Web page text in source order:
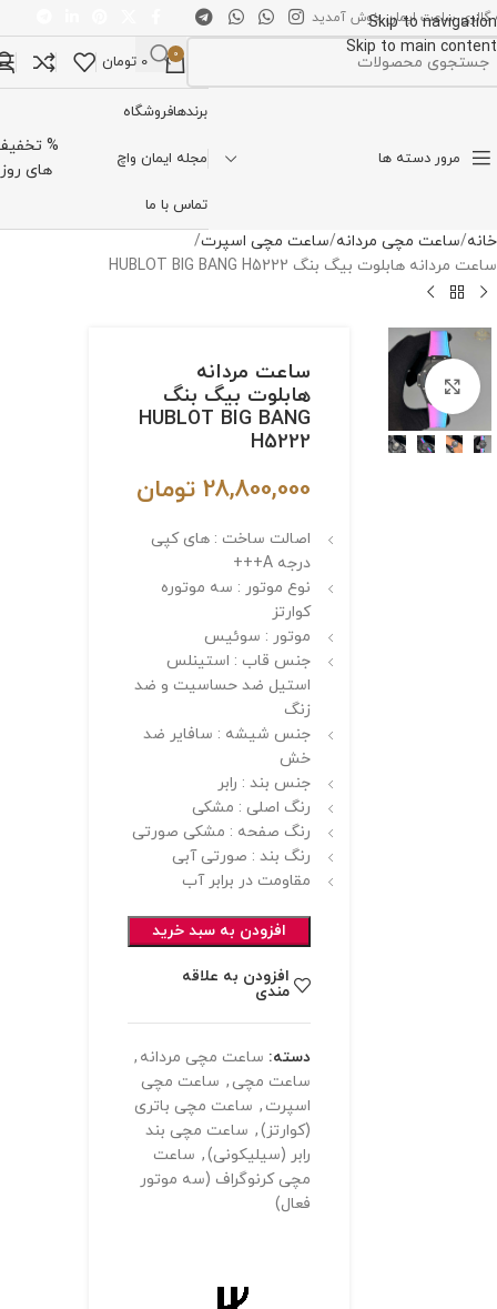
Skip to navigation
Skip to main content
گالری ساعت ایمان خوش آمدید
0
0 تومان
مرور دسته ها
برندهافروشگاه
مجله ایمان واچ
تماس با ما
%
های روز
خانه ساعت مچی مردانه ساعت مچی اسپرت
ساعت مردانه هابلوت بیگ بنگ HUBLOT BIG BANG H5222
برای بزرگنمایی کلیک کنیدساعت مردانه
هابلوت بیگ بنگ
HUBLOT BIG BANG
H5222
28,800,000 تومان
اصالت ساخت : های کپی
درجه A+++
نوع موتور : سه موتوره
کوارتز
موتور : سوئیس
جنس قاب : استینلس
استیل ضد حساسیت و ضد
زنگ
جنس شیشه : سافایر ضد
خش
جنس بند : رابر
رنگ اصلی : مشکی
رنگ صفحه : مشکی صورتی
رنگ بند : صورتی آبی
مقاومت در برابر آب
افزودن به سبد خرید
افزودن به علاقه
مندی
دسته: ساعت مچی مردانه ,
ساعت مچی , ساعت مچی
اسپرت , ساعت مچی باتری
(کوارتز), ساعت مچی بند
رابر (سیلیکونی), ساعت
مچی کرنوگراف (سه موتور
فعال)